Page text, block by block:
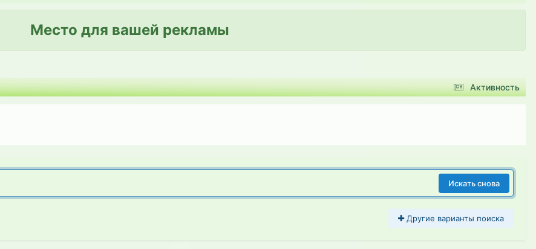
Место для вашей рекламы
Активность
Искать снова
Другие варианты поиска